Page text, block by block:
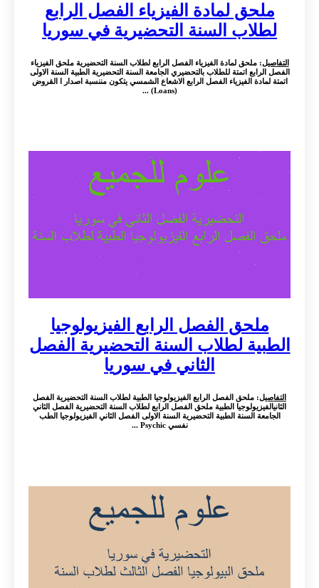
ملحق لمادة الفيزياء الفصل الرابع
لطلاب السنة التحضيرية في سوريا
التفاصيل: ملحق لمادة الفيزياء الفصل الرابع لطلاب السنة التحضيرية ملحق الفيزياء
الفصل الرابع اتمتة للطلاب بالتحضيري الجامعة السنة التحضيرية الطبية السنة الاولى
اتمتة لمادة الفيزياء الفصل الرابع الاشعاع الشمسي يتكون مننسبة اصدار ا القروض
(Loans) ...
ملحق الفصل الرابع الفيزيولوجيا
الطبية لطلاب السنة التحضيرية الفصل
الثاني في سوريا
التفاصيل: ملحق الفصل الرابع الفيزيولوجيا الطبية لطلاب السنة التحضيرية الفصل
الثانيالفيزيولوجيا الطبية ملحق الفصل الرابع لطلاب السنة التحضيرية الفصل الثاني
الجامعة السنة الطبية التحضيرية السنة الاولى الفصل الثاني الفيزيولوجيا الطب
نفسي Psychic ...